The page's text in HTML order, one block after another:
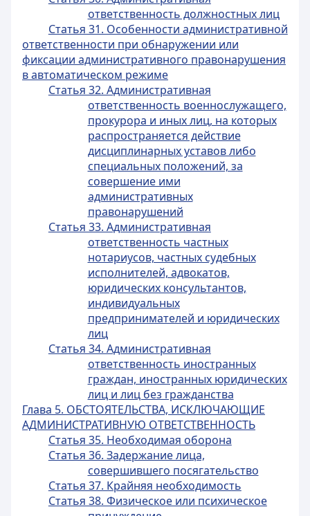
ответственность должностных лиц
Статья 31. Особенности административной
ответственности при обнаружении или
фиксации административного правонарушения
в автоматическом режиме
Статья 32. Административная
ответственность военнослужащего,
прокурора и иных лиц, на которых
распространяется действие
дисциплинарных уставов либо
специальных положений, за
совершение ими
административных
правонарушений
Статья 33. Административная
ответственность частных
нотариусов, частных судебных
исполнителей, адвокатов,
юридических консультантов,
индивидуальных
предпринимателей и юридических
лиц
Статья 34. Административная
ответственность иностранных
граждан, иностранных юридических
лиц и лиц без гражданства
Глава 5. ОБСТОЯТЕЛЬСТВА, ИСКЛЮЧАЮЩИЕ
АДМИНИСТРАТИВНУЮ ОТВЕТСТВЕННОСТЬ
Статья 35. Необходимая оборона
Статья 36. Задержание лица,
совершившего посягательство
Статья 37. Крайняя необходимость
Статья 38. Физическое или психическое